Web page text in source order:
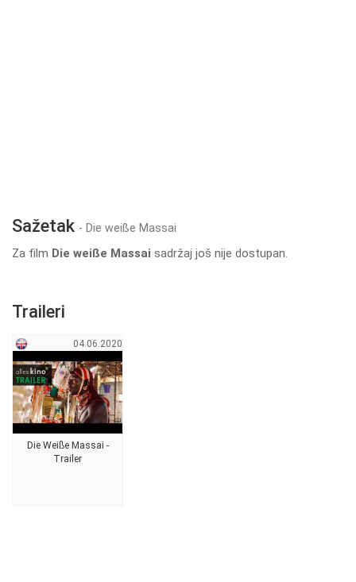
Sažetak - Die weiße Massai
Za film Die weiße Massai sadržaj još nije dostupan.
Traileri
04.06.2020
Die Weiße Massai -
Trailer